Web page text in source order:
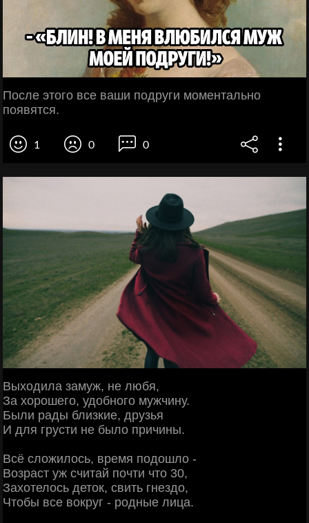
После этого все ваши подруги моментально
появятся.
1 0 0
Выходила замуж, не любя,
За хорошего, удобного мужчину.
Были рады близкие, друзья
И для грусти не было причины.
Всё сложилось, время подошло -
Возраст уж считай почти что 30,
Захотелось деток, свить гнездо,
Чтобы все вокруг - родные лица.